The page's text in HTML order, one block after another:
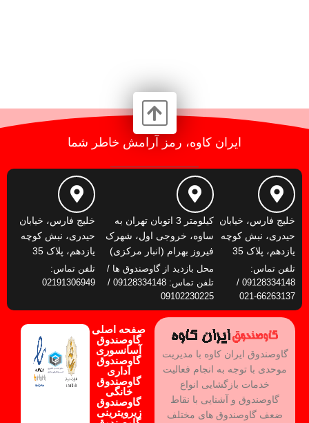
ایران کاوه، رمز آرامش خاطر شما
خلیج فارس، خیابان
حیدری، نبش کوچه
یازدهم، پلاک 35
تلفن تماس:
09128334148 /
66263137-021
کیلومتر 3 اتوبان تهران به
ساوه، خروجی اول، شهرک
فیروز بهرام (انبار مرکزی)
محل بازدید از گاوصندوق ها /
تلفن تماس: 09128334148 /
09102230225
خلیج فارس، خیابان
حیدری، نبش کوچه
یازدهم، پلاک 35
تلفن تماس:
02191306949
گاوصندوق ایران کاوه با مدیریت
موحدی با توجه به انجام فعالیت
خدمات بازگشایی انواع
گاوصندوق و آشنایی با نقاط
ضعف گاوصندوق های مختلف
صفحه اصلی
گاوصندوق
آسانسوری
گاوصندوق
اداری
گاوصندوق
خانگی
گاوصندوق
زیرویترینی